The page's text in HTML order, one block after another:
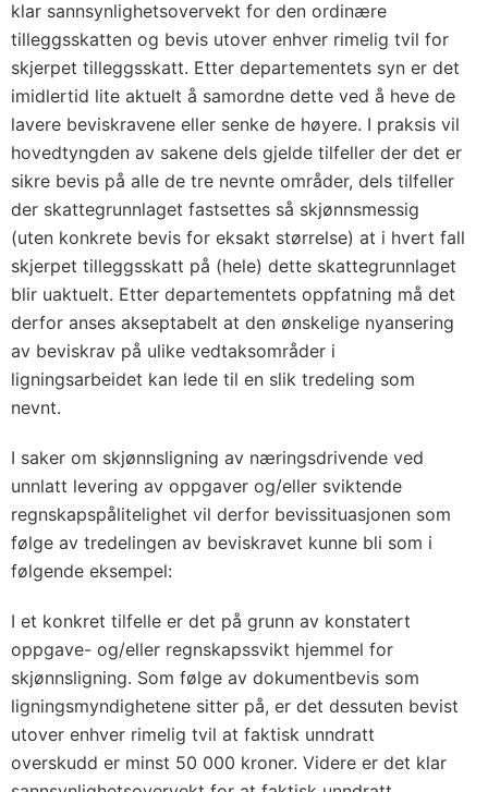
klar sannsynlighetsovervekt for den ordinære
tilleggsskatten og bevis utover enhver rimelig tvil for
skjerpet tilleggsskatt. Etter departementets syn er det
imidlertid lite aktuelt å samordne dette ved å heve de
lavere beviskravene eller senke de høyere. I praksis vil
hovedtyngden av sakene dels gjelde tilfeller der det er
sikre bevis på alle de tre nevnte områder, dels tilfeller
der skattegrunnlaget fastsettes så skjønnsmessig
(uten konkrete bevis for eksakt størrelse) at i hvert fall
skjerpet tilleggsskatt på (hele) dette skattegrunnlaget
blir uaktuelt. Etter departementets oppfatning må det
derfor anses akseptabelt at den ønskelige nyansering
av beviskrav på ulike vedtaksområder i
ligningsarbeidet kan lede til en slik tredeling som
nevnt.
I saker om skjønnsligning av næringsdrivende ved
unnlatt levering av oppgaver og/eller sviktende
regnskapspålitelighet vil derfor bevissituasjonen som
følge av tredelingen av beviskravet kunne bli som i
følgende eksempel:
I et konkret tilfelle er det på grunn av konstatert
oppgave- og/eller regnskapssvikt hjemmel for
skjønnsligning. Som følge av dokumentbevis som
ligningsmyndighetene sitter på, er det dessuten bevist
utover enhver rimelig tvil at faktisk unndratt
overskudd er minst 50 000 kroner. Videre er det klar